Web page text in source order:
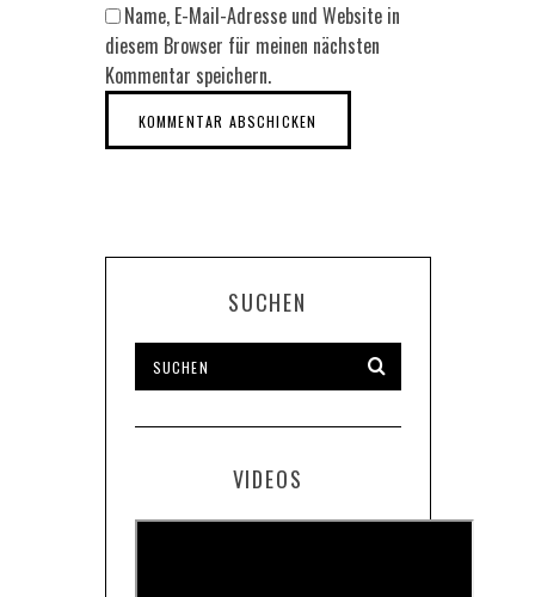
Name, E-Mail-Adresse und Website in
diesem Browser für meinen nächsten
Kommentar speichern.
SUCHEN
VIDEOS